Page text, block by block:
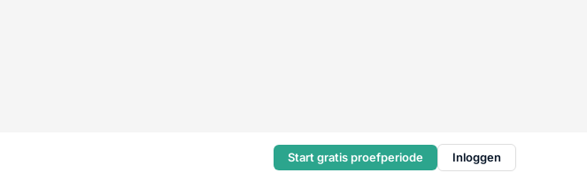
Start gratis proefperiode Inloggen